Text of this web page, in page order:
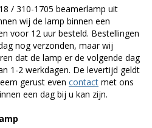
/ 310-1705 beamerlamp uit
wij de lamp binnen een
voor 12 uur besteld. Bestellingen
nog verzonden, maar wij
dat de lamp er de volgende dag
1-2 werkdagen. De levertijd geldt
gerust even contact met ons
een dag bij u kan zijn.